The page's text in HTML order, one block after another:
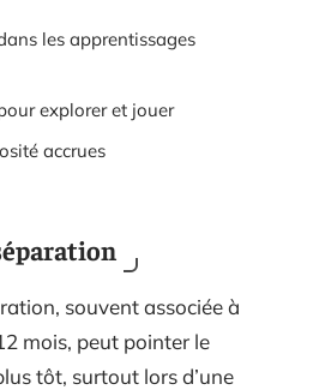
les apprentissages
explorer et jouer
accrues
souvent associée à
mois, peut pointer le
tôt, surtout lors d’une